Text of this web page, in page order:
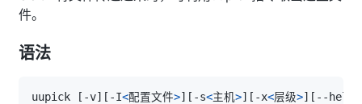
件。
语法
uupick [ -v] [ -I<配置文件>] [ -s<主机>] [ -x<层级>] [ --help